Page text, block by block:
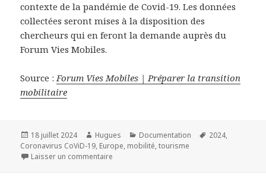
contexte de la pandémie de Covid-19. Les données
collectées seront mises à la disposition des
chercheurs qui en feront la demande auprès du
Forum Vies Mobiles.
Source :Forum Vies Mobiles | Préparer la transition
mobilitaire
Publié
le
18 juillet 2024 Auteur
Hugues Catégories
Documentation
Mots-
2024,
Coronavirus CoViD-19, Europe, mobilité,tourisme
Laisser un commentaire